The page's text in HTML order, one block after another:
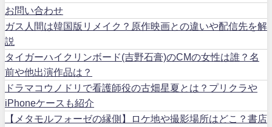
お問い合わせ
ガス人間は韓国版リメイク？原作映画との違いや配信先を解
説
タイガーハイクリンボード(吉野石膏)のCMの女性は誰？名
前や他出演作品は？
ドラマコウノドリで看護師役の古畑星夏とは？プリクラや
iPhoneケースも紹介
【メタモルフォーゼの縁側】ロケ地や撮影場所はどこ？書店